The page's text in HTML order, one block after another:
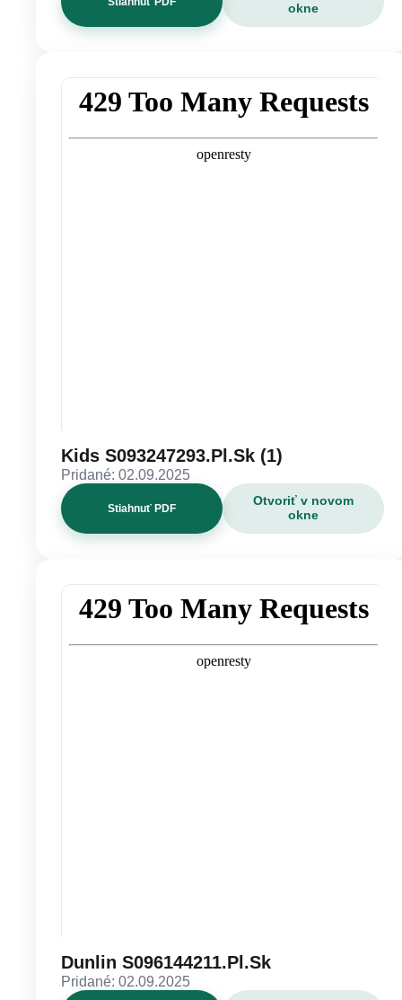
okne
Kids S093247293.Pl.Sk (1)
Pridané: 02.09.2025
Stiahnuť PDF
Otvoriť v novom
okne
Dunlin S096144211.Pl.Sk
Pridané: 02.09.2025